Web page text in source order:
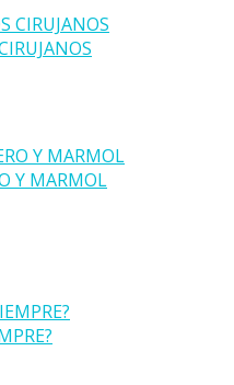
Y MARMOL